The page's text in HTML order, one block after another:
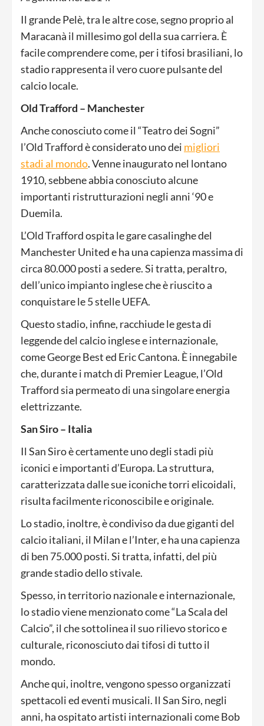
Il grande Pelè, tra le altre cose, segno proprio al
Maracanà il millesimo gol della sua carriera. È
facile comprendere come, per i tifosi brasiliani, lo
stadio rappresenta il vero cuore pulsante del
calcio locale.
Old Trafford – Manchester
Anche conosciuto come il “Teatro dei Sogni”
l’Old Trafford è considerato uno dei migliori
stadi al mondo. Venne inaugurato nel lontano
1910, sebbene abbia conosciuto alcune
importanti ristrutturazioni negli anni ‘90 e
Duemila.
L’Old Trafford ospita le gare casalinghe del
Manchester United e ha una capienza massima di
circa 80.000 posti a sedere. Si tratta, peraltro,
dell’unico impianto inglese che è riuscito a
conquistare le 5 stelle UEFA.
Questo stadio, infine, racchiude le gesta di
leggende del calcio inglese e internazionale,
come George Best ed Eric Cantona. È innegabile
che, durante i match di Premier League, l’Old
Trafford sia permeato di una singolare energia
elettrizzante.
San Siro – Italia
Il San Siro è certamente uno degli stadi più
iconici e importanti d’Europa. La struttura,
caratterizzata dalle sue iconiche torri elicoidali,
risulta facilmente riconoscibile e originale.
Lo stadio, inoltre, è condiviso da due giganti del
calcio italiani, il Milan e l’Inter, e ha una capienza
di ben 75.000 posti. Si tratta, infatti, del più
grande stadio dello stivale.
Spesso, in territorio nazionale e internazionale,
lo stadio viene menzionato come “La Scala del
Calcio”, il che sottolinea il suo rilievo storico e
culturale, riconosciuto dai tifosi di tutto il
mondo.
Anche qui, inoltre, vengono spesso organizzati
spettacoli ed eventi musicali. Il San Siro, negli
anni, ha ospitato artisti internazionali come Bob